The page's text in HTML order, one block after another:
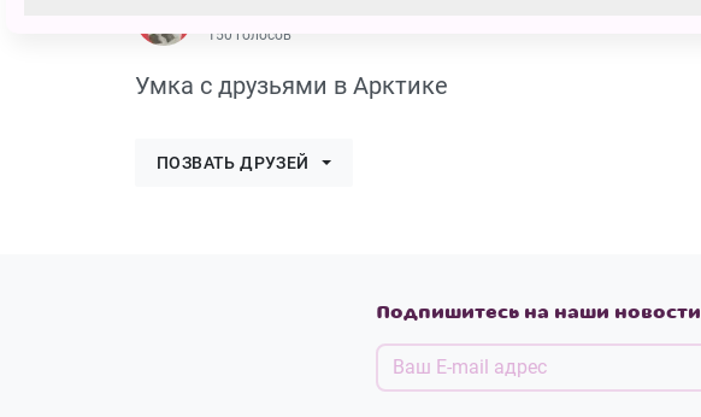
150 голосов
Умка с друзьями в Арктике
ПОЗВАТЬ ДРУЗЕЙ
Подпишитесь на наши новости